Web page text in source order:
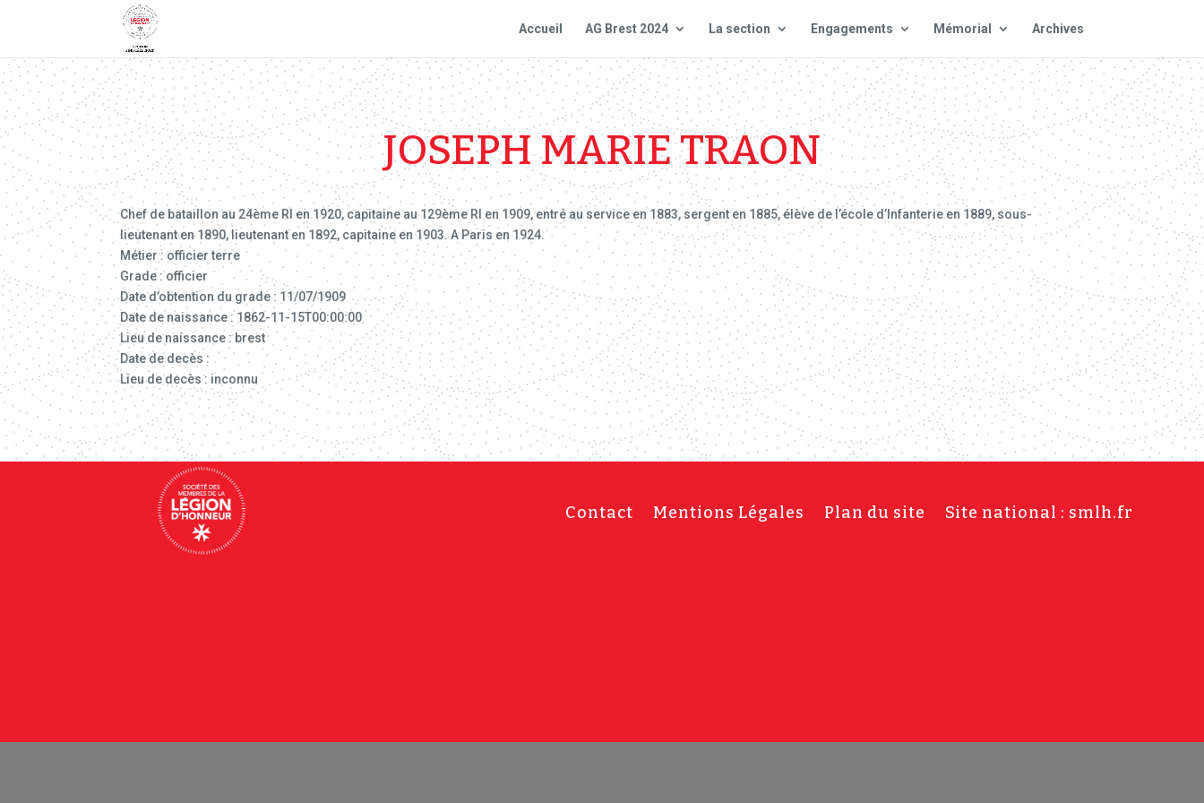
Accueil AG Brest 2024 La section Engagements Mémorial Archives
JOSEPH MARIE TRAON
Chef de bataillon au 24ème RI en 1920, capitaine au 129ème RI en 1909, entré au service en 1883, sergent en 1885, élève de l’école d’Infanterie en 1889, sous-
lieutenant en 1890, lieutenant en 1892, capitaine en 1903. A Paris en 1924.
Métier : officier terre
Grade : officier
Date d’obtention du grade : 11/07/1909
Date de naissance : 1862-11-15T00:00:00
Lieu de naissance : brest
Date de decès :
Lieu de decès : inconnu
Contact Mentions Légales Plan du site Site national : smlh.fr